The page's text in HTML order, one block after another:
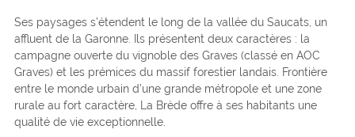
Ses paysages s’étendent le long de la vallée du Saucats, un
affluent de la Garonne. Ils présentent deux caractères : la
campagne ouverte du vignoble des Graves (classé en AOC
Graves) et les prémices du massif forestier landais. Frontière
entre le monde urbain d’une grande métropole et une zone
rurale au fort caractère, La Brède offre à ses habitants une
qualité de vie exceptionnelle.